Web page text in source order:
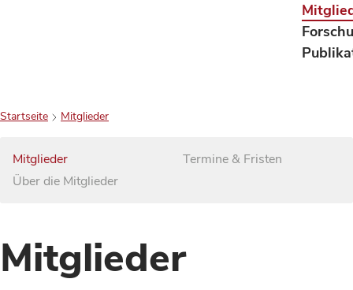
Startseite Mitglieder
Mitglieder
Über die Mitglieder
Termine & Fristen
Mitglieder